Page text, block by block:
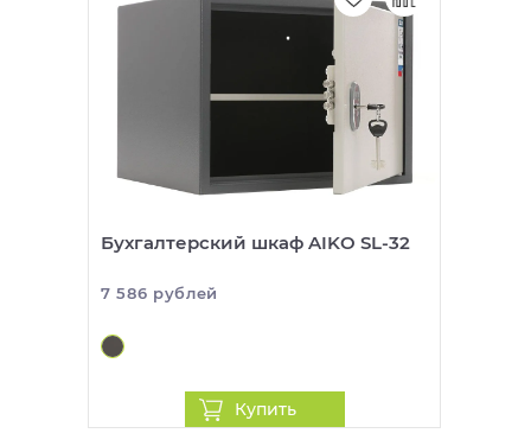
Бухгалтерский шкаф AIKO SL-32
7 586 рублей
Купить